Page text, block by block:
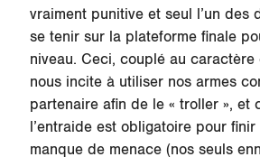
vraiment punitive et seul l’un des
se tenir sur la plateforme finale
niveau. Ceci, couplé au caractère
nous incite à utiliser nos armes
partenaire afin de le « troller », et
l’entraide est obligatoire pour
manque de menace (nos seuls